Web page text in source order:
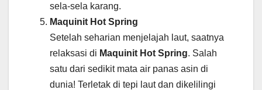
sela-sela karang.
Maquinit Hot Spring
Setelah seharian menjelajah laut, saatnya
relaksasi di Maquinit Hot Spring. Salah
satu dari sedikit mata air panas asin di
dunia! Terletak di tepi laut dan dikelilingi